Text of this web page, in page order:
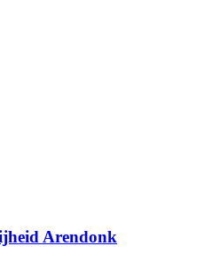
Arendonk